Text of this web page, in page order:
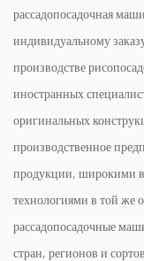
рассадопосадочная
индивидуальному
производстве
иностранных
оригинальных
производственное
продукции, широкими
технологиями в той же
рассадопосадочные
стран, регионов и